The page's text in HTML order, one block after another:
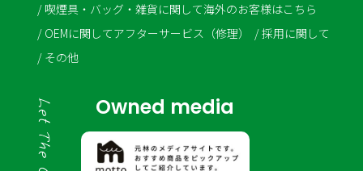
喫煙具・バッグ・雑貨に関して海外のお客様はこちら
OEMに関してアフターサービス（修理）
採用に関して
その他
Owned media